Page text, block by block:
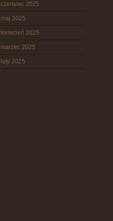
czerwiec 2025
maj 2025
kwiecień 2025
marzec 2025
luty 2025